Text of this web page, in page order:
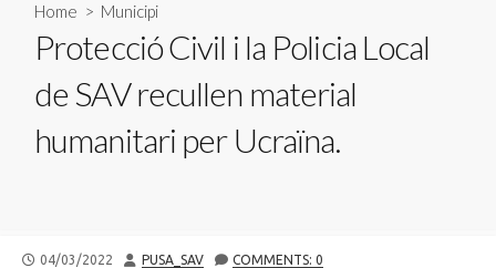
Home > Municipi
Protecció Civil i la Policia Local
de SAV recullen material
humanitari per Ucraïna.
PUBLISHED
04/03/2022 AUTHOR
PUSA_SAV COMMENTS: 0